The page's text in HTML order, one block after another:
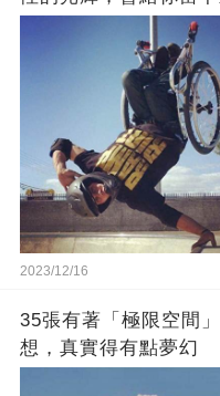
2023/12/16
35張有著「極限空間
想，真實得有點夢幻